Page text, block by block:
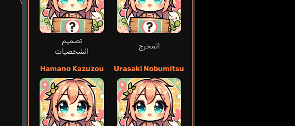
المخرج
تصميم
الشخصيات
Urasaki Nobumitsu
Hamano Kazuzou